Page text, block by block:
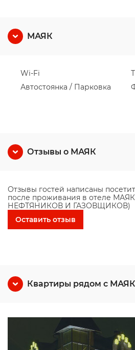
МАЯК
Wi-Fi
Автостоянка / Парковка
Отзывы о МАЯК
Отзывы гостей написаны
после проживания в отеле
НЕФТЯНИКОВ И ГАЗОВЩИКОВ)
Оставить отзыв
Квартиры рядом с МАЯК